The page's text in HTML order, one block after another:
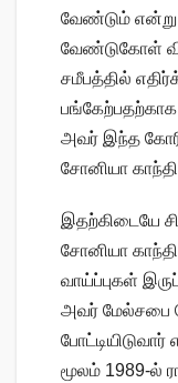
வேண்டும் என்று
வேண்டுகோள்
சமீபத்தில்
அவர் இந்த
சோனியா
இதற்கிடையே
சோனியா
வாய்ப்புகள்
அவர் மேல்சபை
மூலம் 1989-ல்